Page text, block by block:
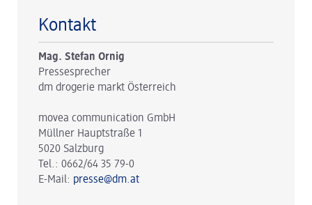
Kontakt
Mag. Stefan Ornig
Pressesprecher
dm drogerie markt Österreich
movea communication GmbH
Müllner Hauptstraße 1
5020 Salzburg
Tel.: 0662/64 35 79-0
E-Mail: presse@dm.at